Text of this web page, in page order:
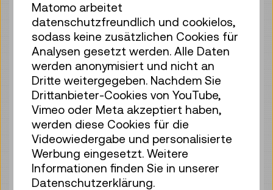
Fr 07.08. 16:00–16:40
Reservierung Kinderbereich
35 Plätze frei
€ 2,50
Tickets
Fr 07.08. 17:00–17:40
Reservierung Kinderbereich
35 Plätze frei
€ 2,50
Tickets
Sa 08.08. 11:00 –11:40
Reservierung Kinderbereich
Matomo arbeitet
datenschutzfreundlich und cookielos,
sodass keine zusätzlichen Cookies für
Analysen gesetzt werden. Alle Daten
werden anonymisiert und nicht an
Dritte weitergegeben. Nachdem Sie
Drittanbieter-Cookies von YouTube,
Vimeo oder Meta akzeptiert haben,
werden diese Cookies für die
Videowiedergabe und personalisierte
Werbung eingesetzt. Weitere
Informationen finden Sie in unserer
Datenschutzerklärung.